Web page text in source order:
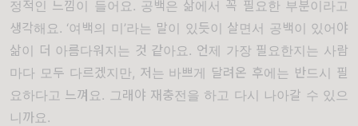
정적인 느낌이 들어요. 공백은 삶에서 꼭 필요한 부분이라고
생각해요. ‘여백의 미’라는 말이 있듯이 살면서 공백이 있어야
삶이 더 아름다워지는 것 같아요. 언제 가장 필요한지는 사람
마다 모두 다르겠지만, 저는 바쁘게 달려온 후에는 반드시 필
요하다고 느껴요. 그래야 재충전을 하고 다시 나아갈 수 있으
니까요.